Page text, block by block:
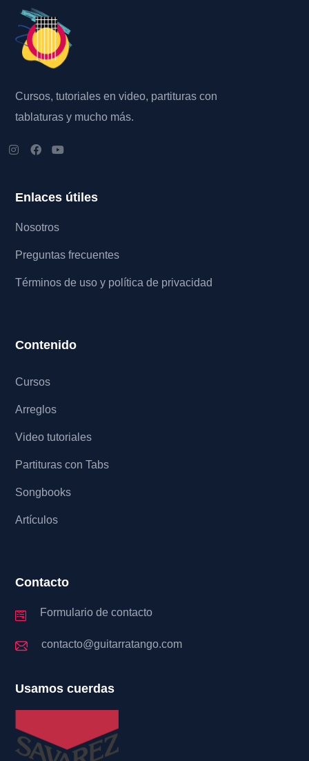
Cursos, tutoriales en video, partituras con
tablaturas y mucho más.
Enlaces útiles
Nosotros
Preguntas frecuentes
Términos de uso y política de privacidad
Contenido
Cursos
Arreglos
Video tutoriales
Partituras con Tabs
Songbooks
Artículos
Contacto
Formulario de contacto
contacto@guitarratango.com
Usamos cuerdas